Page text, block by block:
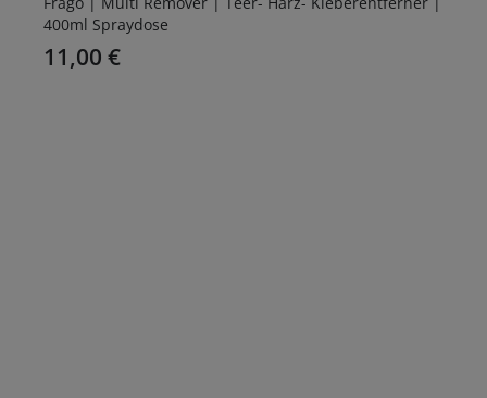
400ml Spraydose
11,00 €